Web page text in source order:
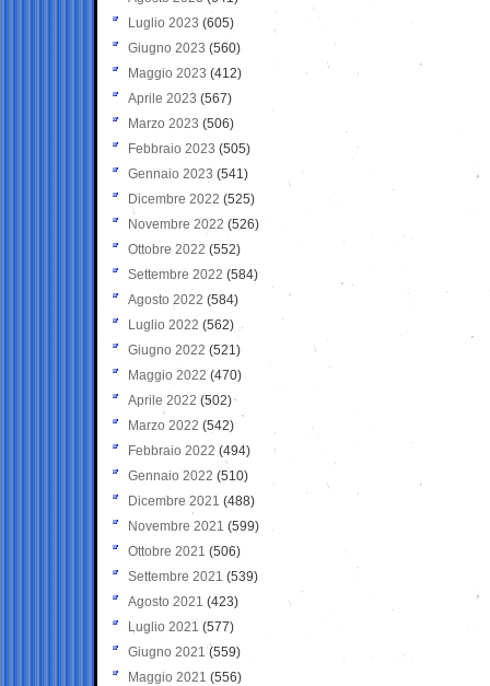
Luglio 2023 (605)
Giugno 2023 (560)
Maggio 2023 (412)
Aprile 2023 (567)
Marzo 2023 (506)
Febbraio 2023 (505)
Gennaio 2023 (541)
Dicembre 2022 (525)
Novembre 2022 (526)
Ottobre 2022 (552)
Settembre 2022 (584)
Agosto 2022 (584)
Luglio 2022 (562)
Giugno 2022 (521)
Maggio 2022 (470)
Aprile 2022 (502)
Marzo 2022 (542)
Febbraio 2022 (494)
Gennaio 2022 (510)
Dicembre 2021 (488)
Novembre 2021 (599)
Ottobre 2021 (506)
Settembre 2021 (539)
Agosto 2021 (423)
Luglio 2021 (577)
Giugno 2021(559)
Maggio 2021 (556)